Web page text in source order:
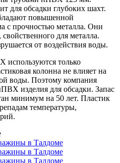
для обсадки глубоких шахт.
повышенной
с прочностью металла. Они
для металла.
от воздействия воды.
только
колонна не влияет на
воды. Поэтому компания
изделия для обсадки. Запас
минимум на 50 лет. Пластик
температуры,